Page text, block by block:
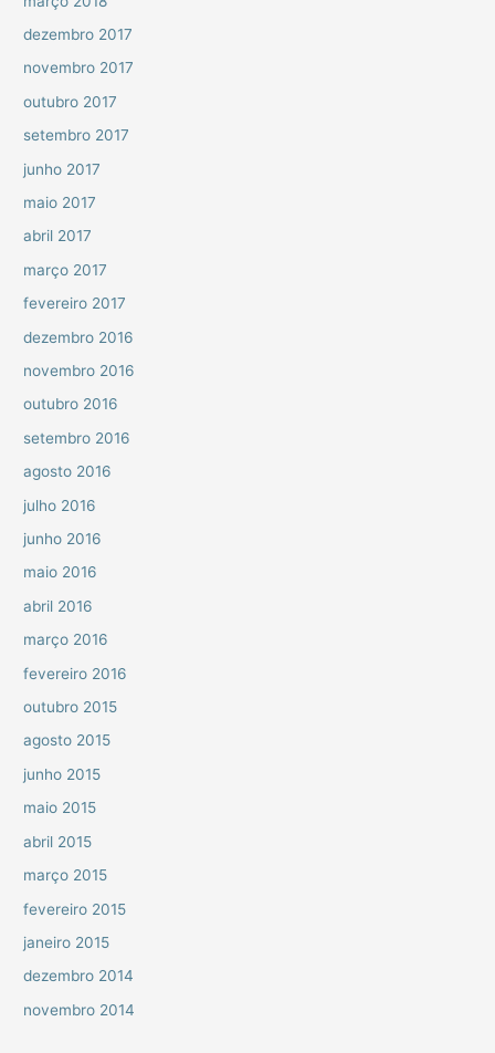
dezembro 2017
novembro 2017
outubro 2017
setembro 2017
junho 2017
maio 2017
abril 2017
março 2017
fevereiro 2017
dezembro 2016
novembro 2016
outubro 2016
setembro 2016
agosto 2016
julho 2016
junho 2016
maio 2016
abril 2016
março 2016
fevereiro 2016
outubro 2015
agosto 2015
junho 2015
maio 2015
abril 2015
março 2015
fevereiro 2015
janeiro 2015
dezembro 2014
novembro 2014